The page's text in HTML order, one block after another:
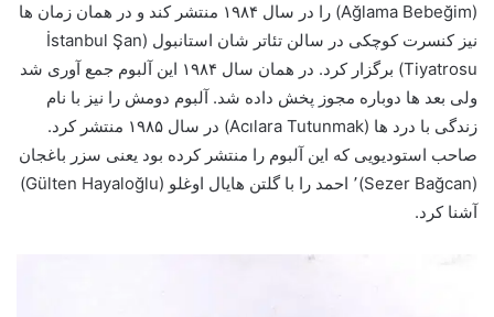
(Ağlama Bebeğim) را در سال ۱۹۸۴ منتشر کند و در همان زمان ها
نیز کنسرت کوچکی در سالن تئاتر شان استانبول (İstanbul Şan
Tiyatrosu) برگزار کرد. در همان سال ۱۹۸۴ این آلبوم جمع آوری شد
ولی بعد ها دوباره مجوز پخش داده شد. آلبوم دومش را نیز با نام
زندگی با درد ها (Acılara Tutunmak) در سال ۱۹۸۵ منتشر کرد.
صاحب استودیویی که این آلبوم را منتشر کرده بود یعنی سزر باغجان
(Sezer Bağcan)٬‌ احمد را با گلتن هایال اوغلو (Gülten Hayaloğlu)
آشنا کرد.